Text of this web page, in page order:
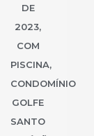
DE
2023,
COM
PISCINA,
CONDOMÍNIO
GOLFE
SANTO